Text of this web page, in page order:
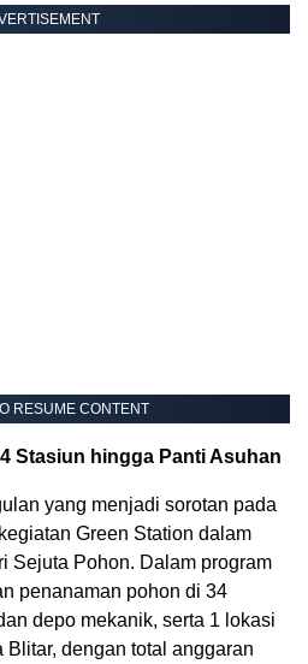
RESUME CONTENT
Stasiun hingga Panti Asuhan
yang menjadi sorotan pada
Green Station dalam
Sejuta Pohon. Dalam program
penanaman pohon di 34
depo mekanik, serta 1 lokasi
dengan total anggaran